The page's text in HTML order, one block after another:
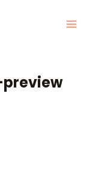
preview